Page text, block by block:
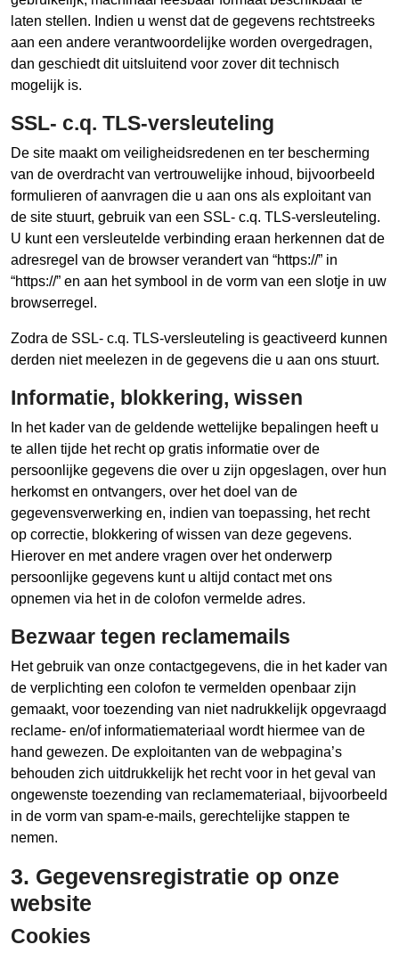
laten stellen. Indien u wenst dat de gegevens rechtstreeks
aan een andere verantwoordelijke worden overgedragen,
dan geschiedt dit uitsluitend voor zover dit technisch
mogelijk is.
SSL- c.q. TLS-versleuteling
De site maakt om veiligheidsredenen en ter bescherming
van de overdracht van vertrouwelijke inhoud, bijvoorbeeld
formulieren of aanvragen die u aan ons als exploitant van
de site stuurt, gebruik van een SSL- c.q. TLS-versleuteling.
U kunt een versleutelde verbinding eraan herkennen dat de
adresregel van de browser verandert van “https://” in
“https://” en aan het symbool in de vorm van een slotje in uw
browserregel.
Zodra de SSL- c.q. TLS-versleuteling is geactiveerd kunnen
derden niet meelezen in de gegevens die u aan ons stuurt.
Informatie, blokkering, wissen
In het kader van de geldende wettelijke bepalingen heeft u
te allen tijde het recht op gratis informatie over de
persoonlijke gegevens die over u zijn opgeslagen, over hun
herkomst en ontvangers, over het doel van de
gegevensverwerking en, indien van toepassing, het recht
op correctie, blokkering of wissen van deze gegevens.
Hierover en met andere vragen over het onderwerp
persoonlijke gegevens kunt u altijd contact met ons
opnemen via het in de colofon vermelde adres.
Bezwaar tegen reclamemails
Het gebruik van onze contactgegevens, die in het kader van
de verplichting een colofon te vermelden openbaar zijn
gemaakt, voor toezending van niet nadrukkelijk opgevraagd
reclame- en/of informatiemateriaal wordt hiermee van de
hand gewezen. De exploitanten van de webpagina’s
behouden zich uitdrukkelijk het recht voor in het geval van
ongewenste toezending van reclamemateriaal, bijvoorbeeld
in de vorm van spam-e-mails, gerechtelijke stappen te
nemen.
3. Gegevensregistratie op onze
website
Cookies